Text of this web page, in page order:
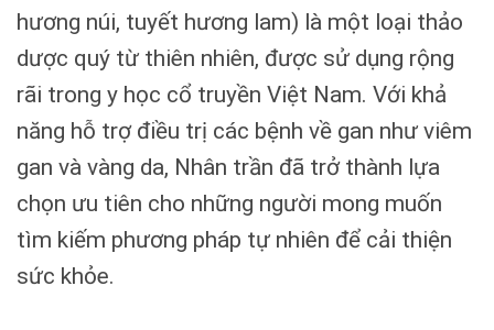
hương núi, tuyết hương lam) là một loại thảo
dược quý từ thiên nhiên, được sử dụng rộng
rãi trong y học cổ truyền Việt Nam. Với khả
năng hỗ trợ điều trị các bệnh về gan như viêm
gan và vàng da, Nhân trần đã trở thành lựa
chọn ưu tiên cho những người mong muốn
tìm kiếm phương pháp tự nhiên để cải thiện
sức khỏe.